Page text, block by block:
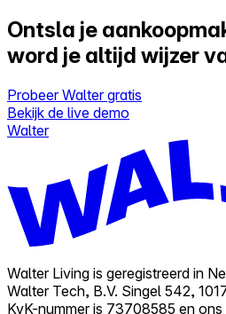
Ontsla je
word je altijd wijzer
Probeer Walter gratis
Bekijk de live demo
Walter
Walter Living is geregistreerd in
Walter Tech, B.V. Singel 542,
KvK-nummer is 73708585 en ons